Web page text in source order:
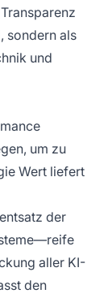
sondern als
und
um zu
Wert liefert
der
aller KI-
den